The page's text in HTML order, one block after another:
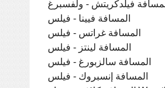
المسافة فيلدكريتش - ولفسبرغ
المسافة فيينا - فيلس
المسافة غراتس - فيلس
المسافة لينتز - فيلس
المسافة سالزبورغ - فيلس
المسافة إنسبروك - فيلس